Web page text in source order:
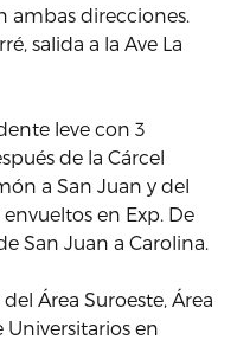
ambas direcciones.
salida a la Ave La
leve con 3
de la Cárcel
a San Juan y del
en Exp. De
San Juan a Carolina.
Área Suroeste, Área
Universitarios en